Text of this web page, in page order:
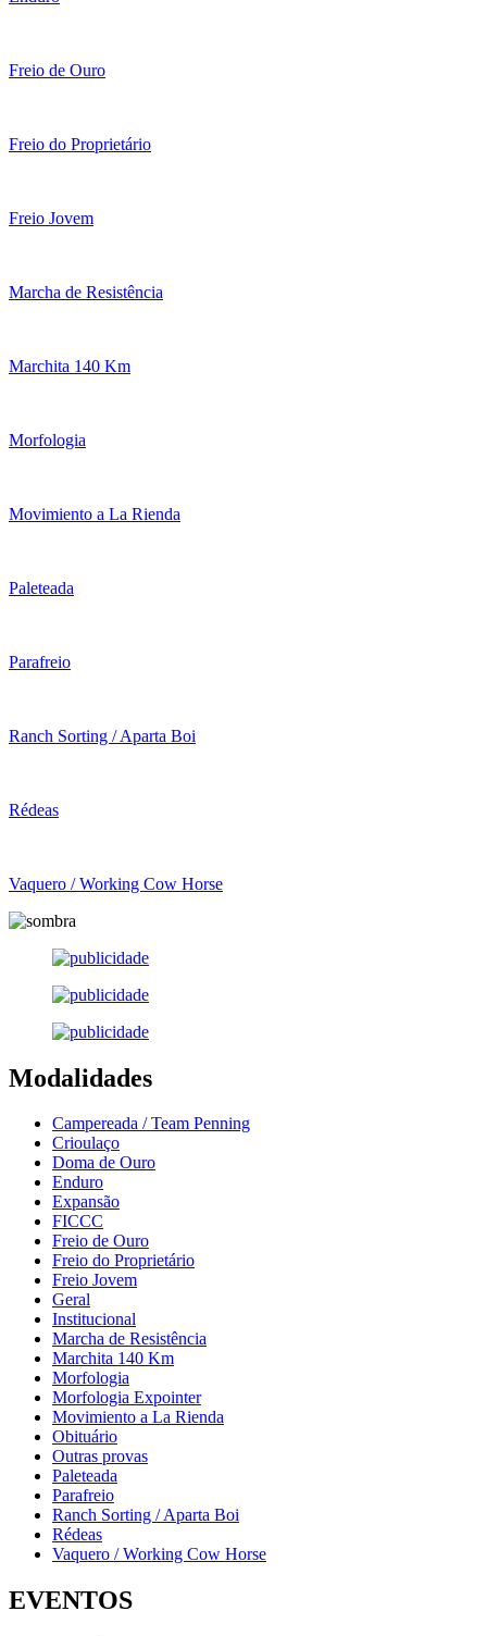
Freio de Ouro
Freio do Proprietário
Freio Jovem
Marcha de Resistência
Marchita 140 Km
Morfologia
Movimiento a La Rienda
Paleteada
Parafreio
Ranch Sorting / Aparta Boi
Rédeas
Vaquero / Working Cow Horse
Modalidades
Campereada / Team Penning
Crioulaço
Doma de Ouro
Enduro
Expansão
FICCC
Freio de Ouro
Freio do Proprietário
Freio Jovem
Geral
Institucional
Marcha de Resistência
Marchita 140 Km
Morfologia
Morfologia Expointer
Movimiento a La Rienda
Obituário
Outras provas
Paleteada
Parafreio
Ranch Sorting / Aparta Boi
Rédeas
Vaquero / Working Cow Horse
EVENTOS